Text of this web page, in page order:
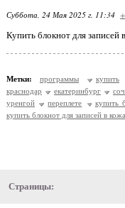
Суббота, 24 Мая 2025 г. 11:34
Купить блокнот для записей
Метки: программы
купить
краснодар
екатеринбург
уренгой
переплете
купить
купить блокнот для записей в
Страницы: